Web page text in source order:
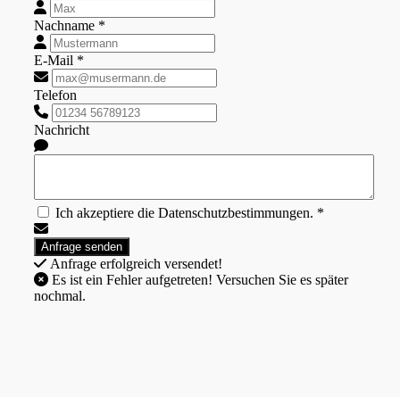
Nachname *
E-Mail *
Telefon
Nachricht
Ich akzeptiere die Datenschutzbestimmungen. *
Anfrage erfolgreich versendet!
nochmal.